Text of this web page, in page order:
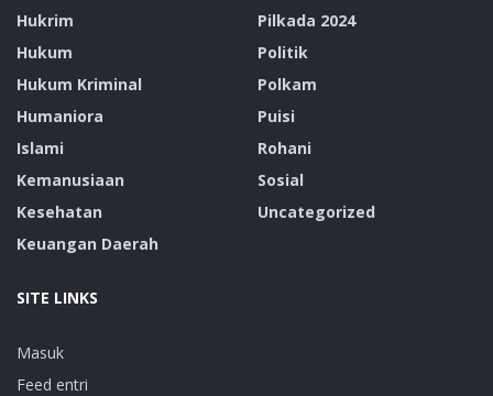
Hukrim
Hukum
Hukum Kriminal
Humaniora
Islami
Kemanusiaan
Kesehatan
Keuangan Daerah
Pilkada 2024
Politik
Polkam
Puisi
Rohani
Sosial
Uncategorized
SITE LINKS
Masuk
Feed entri